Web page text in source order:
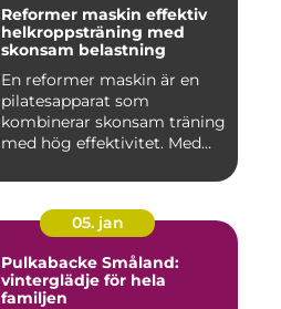
Reformer maskin effektiv
helkroppsträning med
skonsam belastning
En reformer maskin är en
pilatesapparat som
kombinerar skonsam träning
med hög effektivitet. Med
05. jan
Pulkabacke Småland:
vinterglädje för hela
familjen